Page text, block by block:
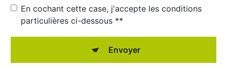
En cochant cette case, j'accepte les conditions
particulières ci-dessous **
Envoyer